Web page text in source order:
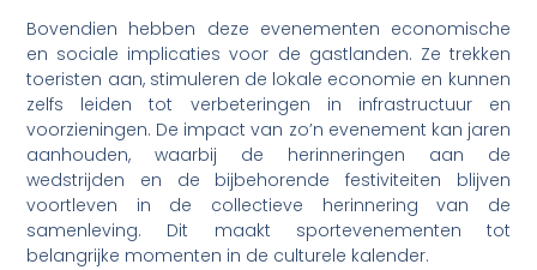
Bovendien hebben deze evenementen economische
en sociale implicaties voor de gastlanden. Ze trekken
toeristen aan, stimuleren de lokale economie en kunnen
zelfs leiden tot verbeteringen in infrastructuur en
voorzieningen. De impact van zo’n evenement kan jaren
aanhouden, waarbij de herinneringen aan de
wedstrijden en de bijbehorende festiviteiten blijven
voortleven in de collectieve herinnering van de
samenleving. Dit maakt sportevenementen tot
belangrijke momenten in de culturele kalender.